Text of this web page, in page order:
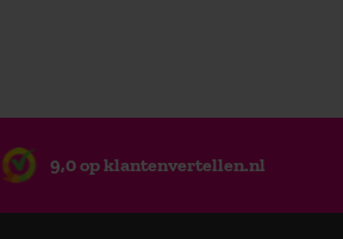
9,0 op klantenvertellen.nl